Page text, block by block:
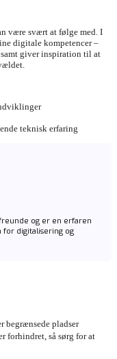
være svært at følge med. I
digitale kompetencer –
samt giver inspiration til at
teknisk erfaring
og er en erfaren
digitalisering og
begrænsede pladser
forhindret, så sørg for at